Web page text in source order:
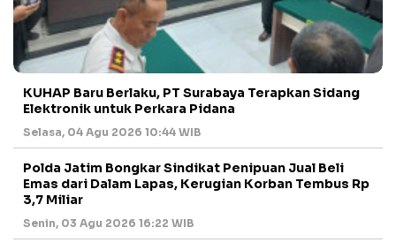
KUHAP Baru Berlaku, PT Surabaya Terapkan Sidang
Elektronik untuk Perkara Pidana
Selasa, 04 Agu 2026 10:44 WIB
Polda Jatim Bongkar Sindikat Penipuan Jual Beli
Emas dari Dalam Lapas, Kerugian Korban Tembus Rp
3,7 Miliar
Senin, 03 Agu 2026 16:22 WIB